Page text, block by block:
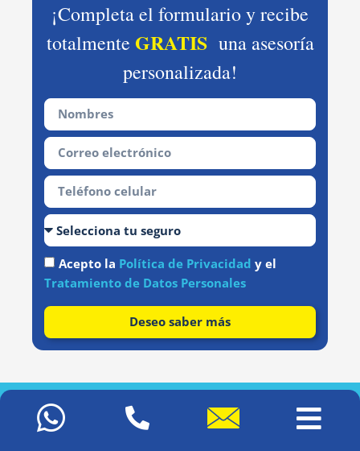
¡Completa el formulario y recibe
totalmente GRATISuna asesoría
personalizada!
Acepto la Política de Privacidad y el
Tratamiento de Datos Personales
Deseo saber más
Con el respaldo de: